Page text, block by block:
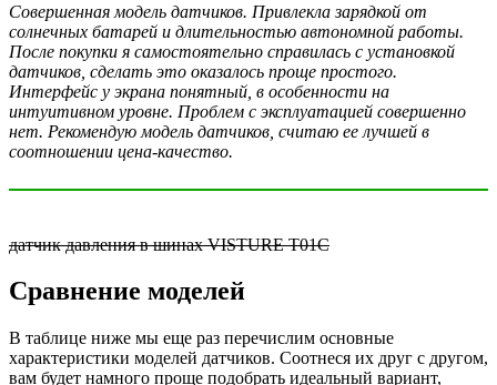
Совершенная модель датчиков. Привлекла зарядкой от
солнечных батарей и длительностью автономной работы.
После покупки я самостоятельно справилась с установкой
датчиков, сделать это оказалось проще простого.
Интерфейс у экрана понятный, в особенности на
интуитивном уровне. Проблем с эксплуатацией совершенно
нет. Рекомендую модель датчиков, считаю ее лучшей в
соотношении цена-качество.
датчик давления в шинах VISTURE T01C
Сравнение моделей
В таблице ниже мы еще раз перечислим основные
характеристики моделей датчиков. Соотнеся их друг с другом,
вам будет намного проще подобрать идеальный вариант,